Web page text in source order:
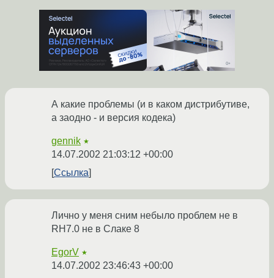
А какие проблемы (и в каком дистрибутиве,
а заодно - и версия кодека)
gennik ★
14.07.2002 21:03:12 +00:00
Ссылка
Лично у меня сним небыло проблем не в
RH7.0 не в Слаке 8
EgorV ★
14.07.2002 23:46:43 +00:00